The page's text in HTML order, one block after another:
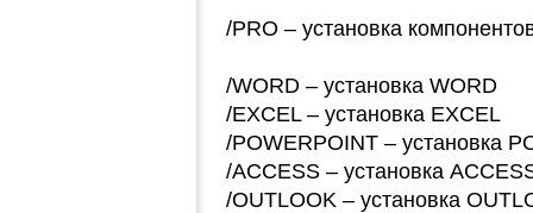
/PRO – установка
/WORD – установка WORD
/EXCEL – установка EXCEL
/POWERPOINT – установка
/ACCESS – установка
/OUTLOOK – установка